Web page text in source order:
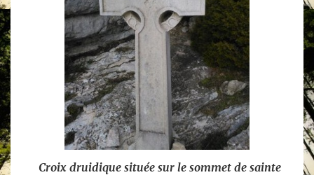
Croix druidique située sur le sommet de sainte